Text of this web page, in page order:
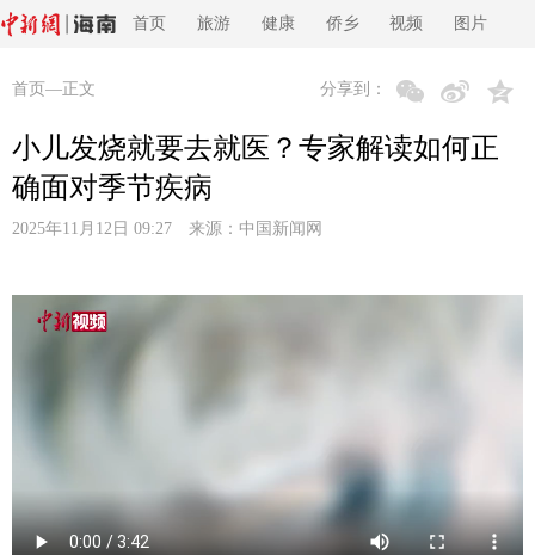
首页 旅游 健康 侨乡 视频 图片
首页 —正文 分享到：
小儿发烧就要去就医？专家解读如何正
确面对季节疾病
2025年11月12日 09:27 来源： 中国新闻网